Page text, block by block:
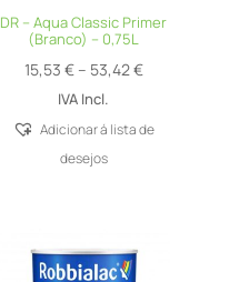
DR – Aqua Classic Primer
(Branco) – 0,75L
15,53 € – 53,42€Price
15,53 €
IVA Incl.
Adicionar á lista de
desejos